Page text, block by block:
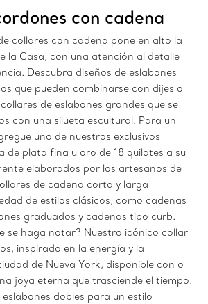
con cadena
collares con cadena pone en alto la
la Casa, con una atención al detalle
Descubra diseños de eslabones
que pueden combinarse con dijes o
de eslabones grandes que se
con una silueta escultural. Para un
uno de nuestros exclusivos
de plata fina u oro de 18 quilates a su
elaborados por los artesanos de
de cadena corta y larga
de estilos clásicos, como cadenas
graduados y cadenas tipo curb.
se haga notar? Nuestro icónico collar
inspirado en la energía y la
de Nueva York, disponible con o
joya eterna que trasciende el tiempo.
dobles para un estilo